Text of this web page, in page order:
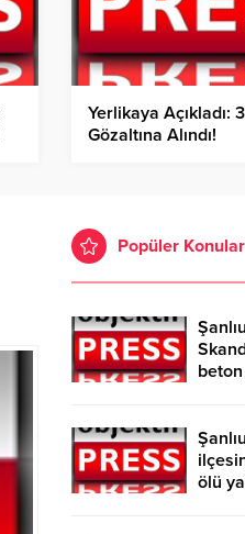
Yerlikaya Açıkladı:
Gözaltına Alındı!
Popüler Konular
ölü